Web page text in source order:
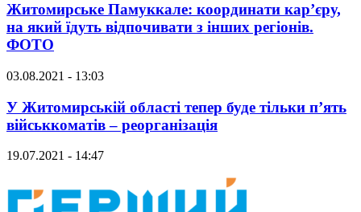
Житомирське Памуккале: координати кар’єру,
на який їдуть відпочивати з інших регіонів.
ФОТО
03.08.2021 - 13:03
У Житомирській області тепер буде тільки п’ять
військкоматів – реорганізація
19.07.2021 - 14:47